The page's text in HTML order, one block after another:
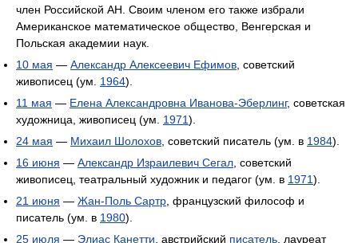
член Российской АН. Своим членом его также избрали
Американское математическое общество, Венгерская и
Польская академии наук.
10 мая — Александр Алексеевич Ефимов , советский
живописец (ум. 1964).
11 мая — Елена Александровна Иванова-Эберлинг, советская
художница, живописец (ум. 1971).
24 мая — Михаил Шолохов , советский писатель (ум. в 1984).
16 июня — Александр Израилевич Сегал , советский
живописец, театральный художник и педагог (ум. в 1971).
21 июня — Жан-Поль Сартр , французский философ и
писатель (ум. в 1980).
25 июля — Элиас Канетти , австрийский писатель , лауреат